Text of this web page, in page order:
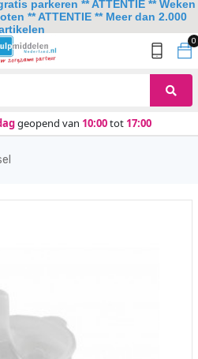
0
geopend van 10:00tot 17:00
parkeren ** ATTENTIE ** Weken
** ATTENTIE ** Meer dan 2.000